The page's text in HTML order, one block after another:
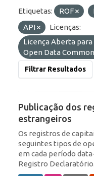
Etiquetas: ROF
API
Licenças:
Licença Aberta para
Open Data
Filtrar Resultados
Publicação dos
estrangeiros
Os registros de
seguintes tipos de
em cada período
Registro